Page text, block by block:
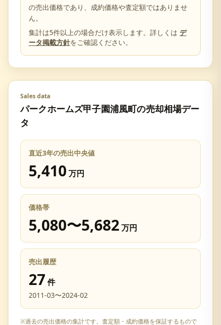
の売出価格であり、成約価格や査定額ではありませ
ん。
集計は5件以上の場合だけ表示します。詳しくは デ
ータ掲載方針をご確認ください。
Sales data
パークホームズ甲子園浦風町の売却相場デー
タ
直近3年の売出中央値
5,410 万円
価格帯
5,080〜5,682万円
売出履歴
27件
2011-03〜2024-02
※過去の売出価格の集計です。査定額・成約価格を保証するもので